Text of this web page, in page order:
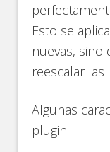
Esto se
nuevas, sino
reescalar las
Algunas
plugin: